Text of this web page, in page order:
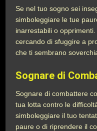
Se nel tuo sogno sei
simboleggiare le tue
inarrestabili o
cercando di sfuggire a
che ti sembrano
Sognare di
Sognare di combattere
tua lotta contro le
simboleggiare il tuo
paure o di riprendere il